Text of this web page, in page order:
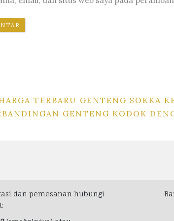
TERBARU GENTENG SOKKA
GENTENG KODOK
dan pemesanan hubungi